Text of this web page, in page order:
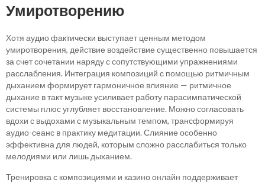
Умиротворению
Хотя аудио фактически выступает ценным методом
умиротворения, действие воздействие существенно повышается
за счет сочетании наряду с сопутствующими упражнениями
расслабления. Интеграция композиций с помощью ритмичным
дыханием формирует гармоничное влияние — ритмичное
дыхание в такт музыке усиливает работу парасимпатической
системы плюс углубляет восстановление. Можно согласовать
вдохи с выдохами с музыкальным темпом, трансформируя
аудио-сеанс в практику медитации. Слияние особенно
эффективна для людей, которым сложно расслабиться только
мелодиями или лишь дыханием.
Тренировка с композициями и казино онлайн поддерживает